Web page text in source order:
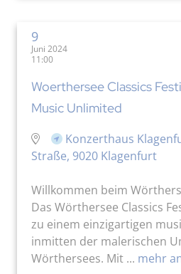
9
Juni 2024
11:00
Woerthersee Classics
Music Unlimited
Konzerthaus
Straße, 9020 Klagenfurt
Willkommen beim
Das Wörthersee Classics
zu einem einzigartigen
inmitten der malerischen
Wörthersees. Mit ... mehr